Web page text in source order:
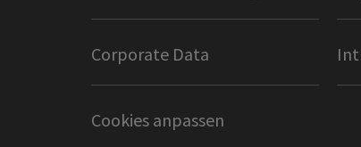
Corporate Data
Cookies anpassen